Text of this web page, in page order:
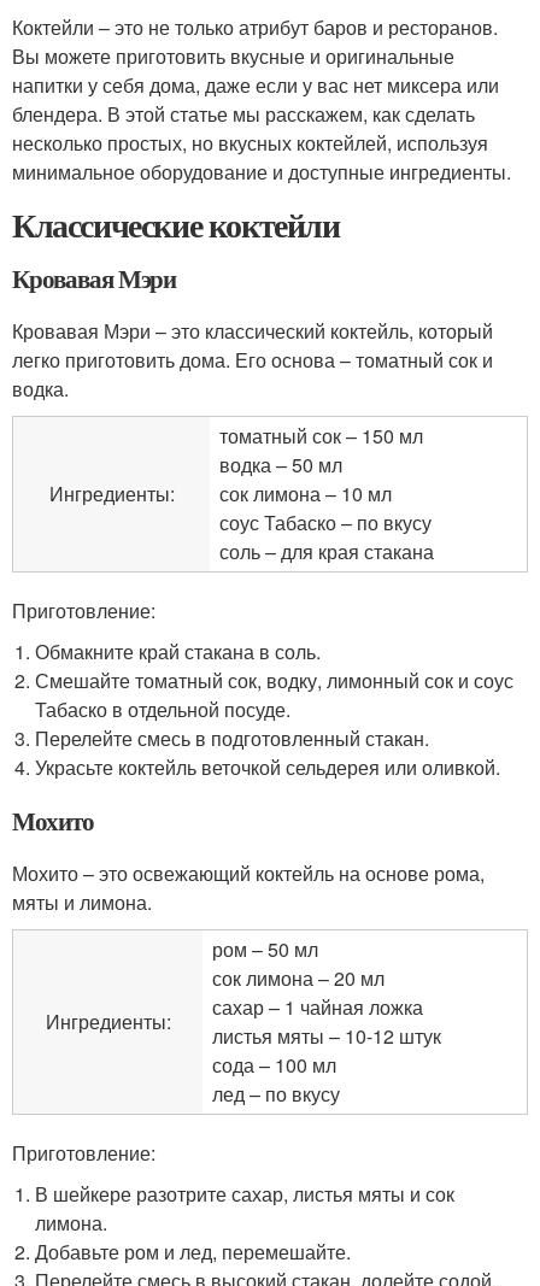
Коктейли – это не только атрибут баров и ресторанов.
Вы можете приготовить вкусные и оригинальные
напитки у себя дома, даже если у вас нет миксера или
блендера. В этой статье мы расскажем, как сделать
несколько простых, но вкусных коктейлей, используя
минимальное оборудование и доступные ингредиенты.
Классические коктейли
Кровавая Мэри
Кровавая Мэри – это классический коктейль, который
легко приготовить дома. Его основа – томатный сок и
водка.
Ингредиенты:
томатный сок – 150 мл
водка – 50 мл
сок лимона – 10 мл
соус Табаско – по вкусу
соль – для края стакана
Приготовление:
Обмакните край стакана в соль.
Смешайте томатный сок, водку, лимонный сок и соус
Табаско в отдельной посуде.
Перелейте смесь в подготовленный стакан.
Украсьте коктейль веточкой сельдерея или оливкой.
Мохито
Мохито – это освежающий коктейль на основе рома,
мяты и лимона.
Ингредиенты:
ром – 50 мл
сок лимона – 20 мл
сахар – 1 чайная ложка
листья мяты – 10-12 штук
сода – 100 мл
лед – по вкусу
Приготовление:
В шейкере разотрите сахар, листья мяты и сок
лимона.
Добавьте ром и лед, перемешайте.